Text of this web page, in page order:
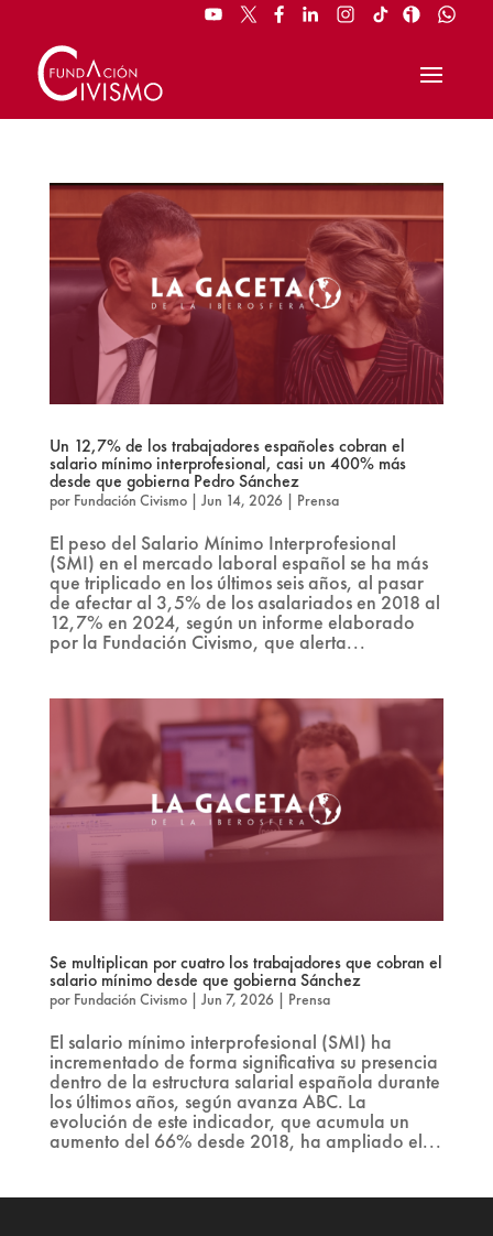
Un 12,7% de los trabajadores españoles cobran el
salario mínimo interprofesional, casi un 400% más
desde que gobierna Pedro Sánchez
por Fundación Civismo| Jun 14, 2026| Prensa
El peso del Salario Mínimo Interprofesional
(SMI) en el mercado laboral español se ha más
que triplicado en los últimos seis años, al pasar
de afectar al 3,5% de los asalariados en 2018 al
12,7% en 2024, según un informe elaborado
por la Fundación Civismo, que alerta...
Se multiplican por cuatro los trabajadores que cobran el
salario mínimo desde que gobierna Sánchez
por Fundación Civismo| Jun 7, 2026| Prensa
El salario mínimo interprofesional (SMI) ha
incrementado de forma significativa su presencia
dentro de la estructura salarial española durante
los últimos años, según avanza ABC. La
evolución de este indicador, que acumula un
aumento del 66% desde 2018, ha ampliado el...